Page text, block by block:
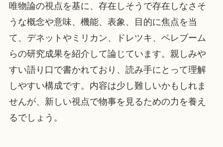
唯物論の視点を基に、存在しそうで存在しなさそ
うな概念や意味、機能、表象、目的に焦点を当
て、デネットやミリカン、ドレツキ、ペレブーム
らの研究成果を紹介して論じています。親しみや
すい語り口で書かれており、読み手にとって理解
しやすい構成です。内容は少し難しいかもしれま
せんが、新しい視点で物事を見るための力を養え
るでしょう。